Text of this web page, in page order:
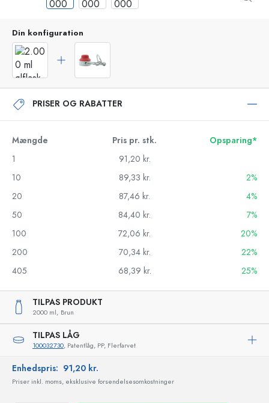
Din konfiguration
PRISER OG RABATTER
Mængde Pris pr. stk.
Opsparing*
1
91,20 kr.
10
89,33 kr.
2%
20
87,46 kr.
4%
50
84,40 kr.
7%
100
72,06 kr.
20%
200
70,34 kr.
22%
405
68,39 kr. 25%
TILPAS PRODUKT
2000 ml, Brun
TILPAS LÅG
100032730, Patentlåg, PP, Flerfarvet
Enhedspris: 91,20 kr.
Priser inkl. moms, eksklusive forsendelsesomkostninger